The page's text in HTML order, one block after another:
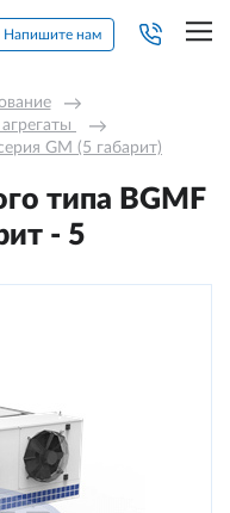
Напишите нам
→
→
GM (5 габарит)
типа BGМF
- 5